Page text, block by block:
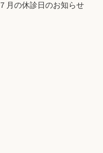
７月の休診日のお知らせ